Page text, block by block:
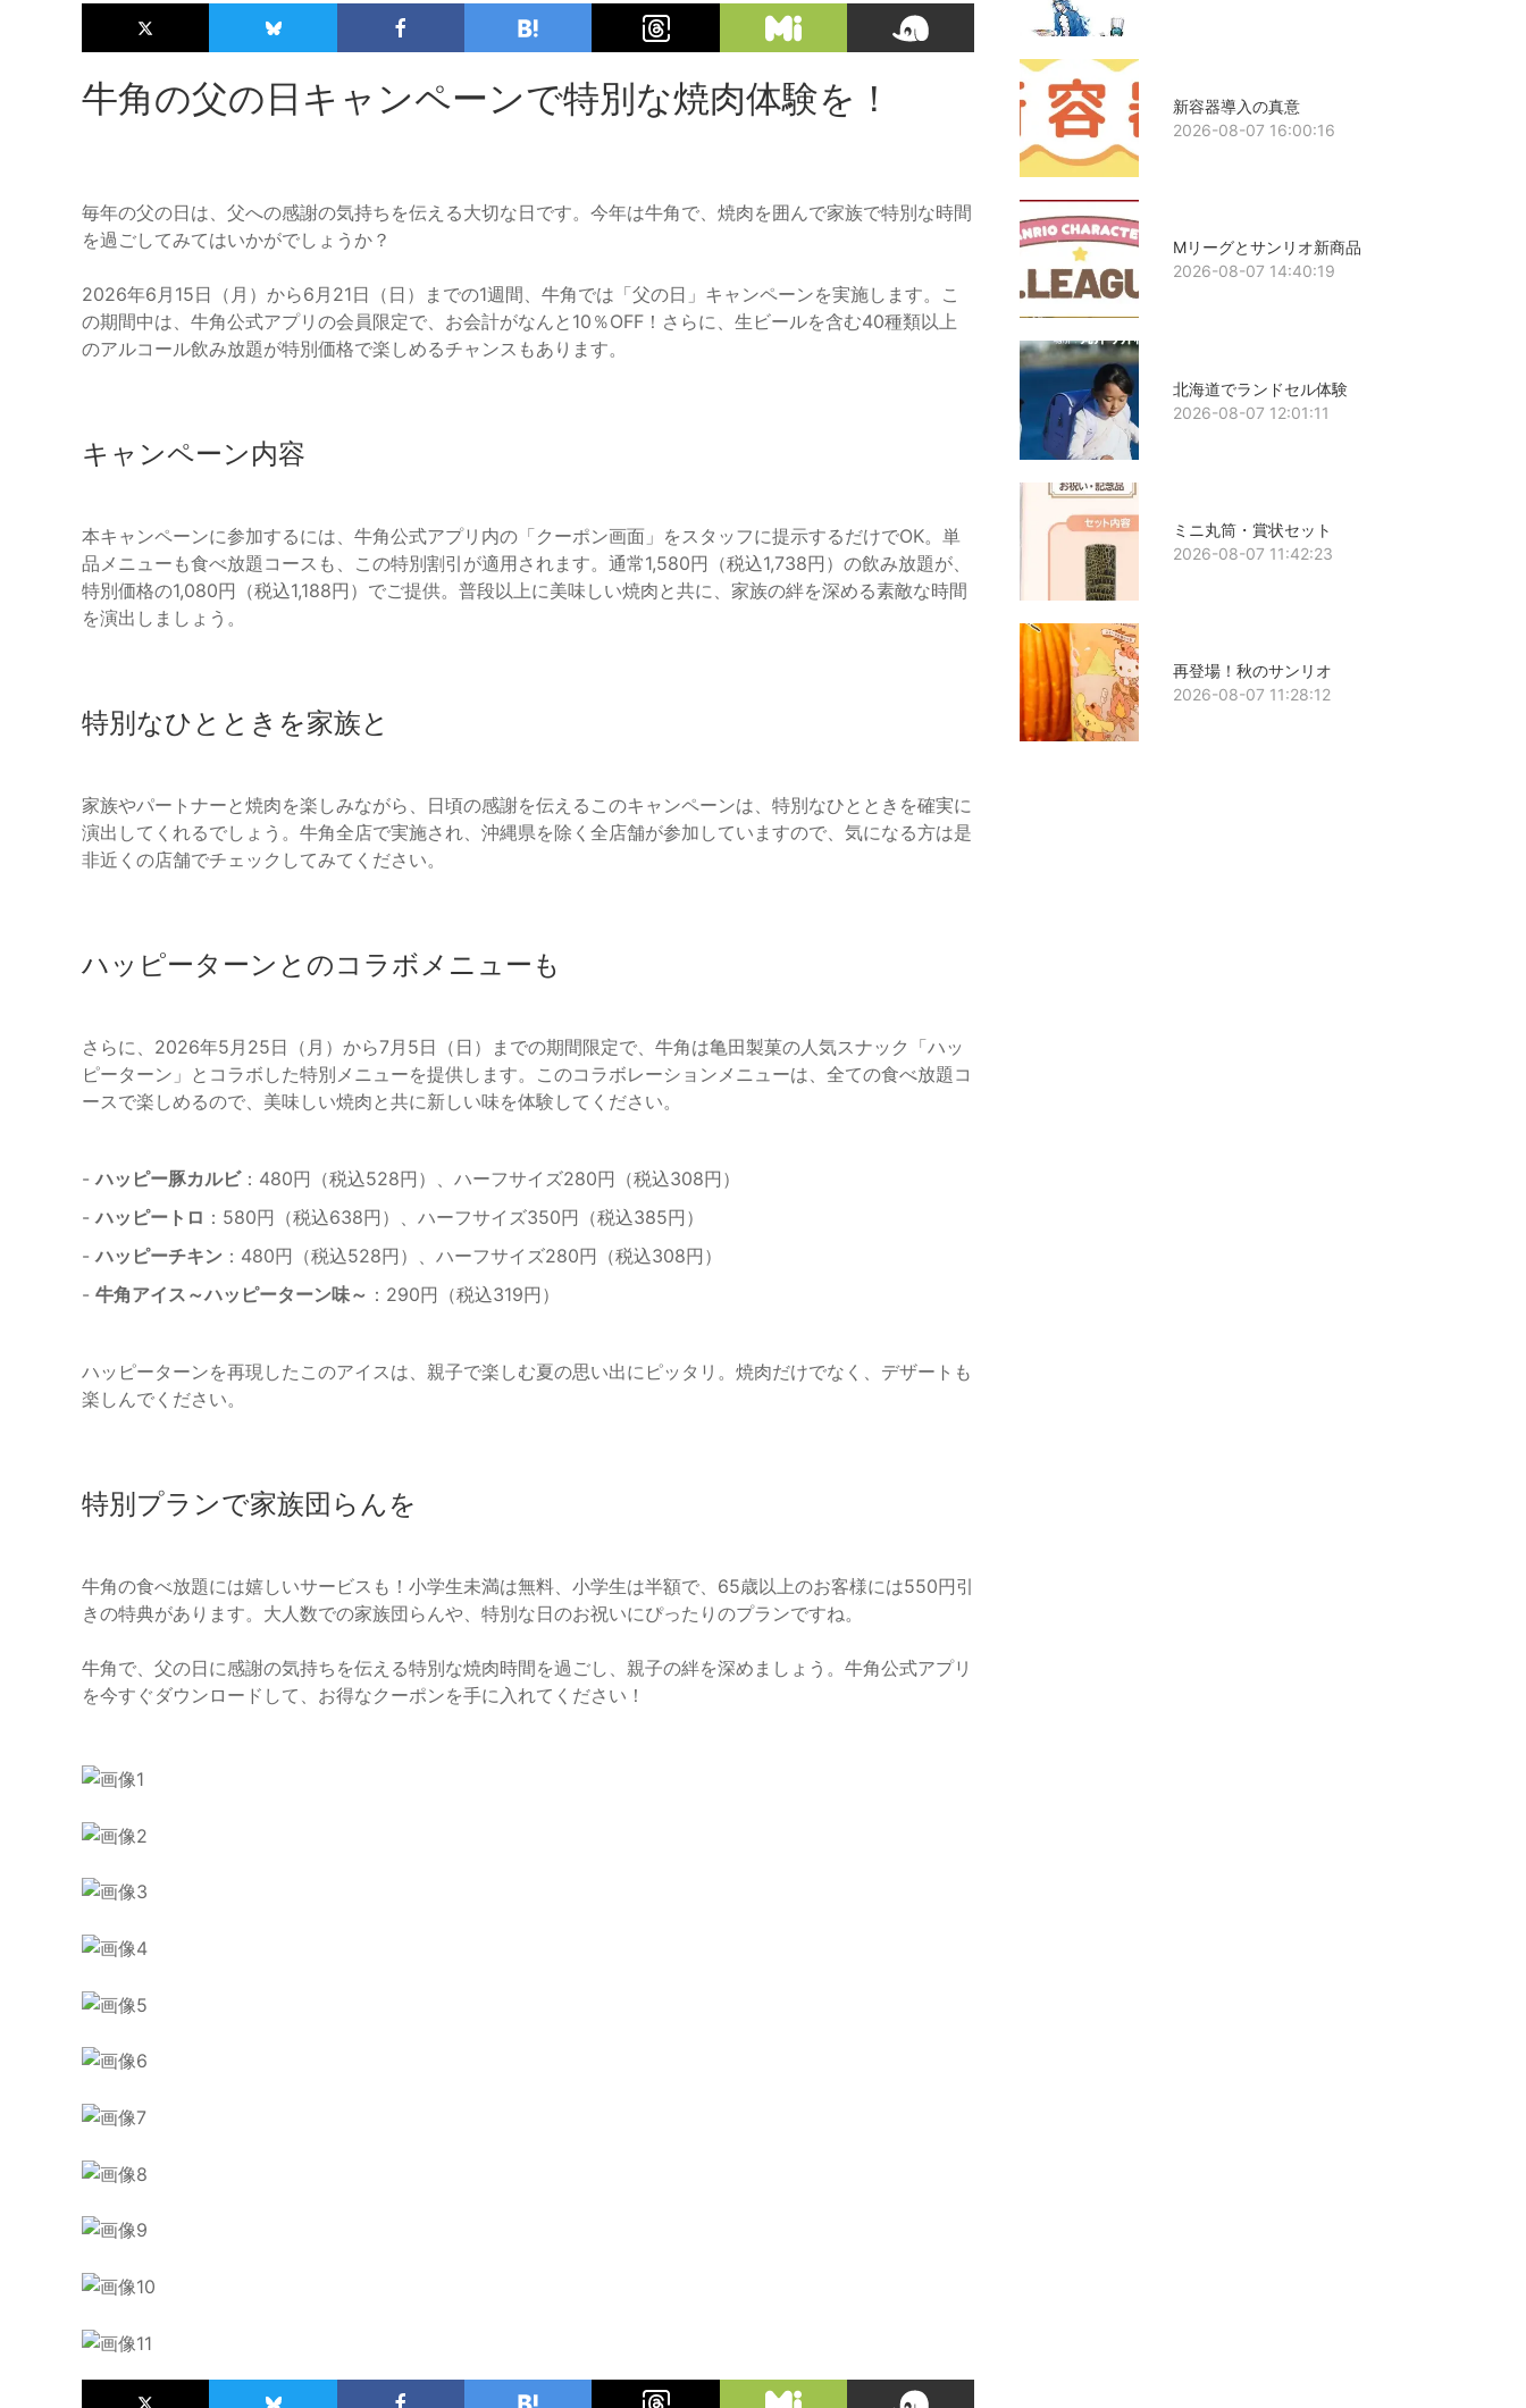
牛角の父の日キャンペーンで特別な焼肉体験を！
毎年の父の日は、父への感謝の気持ちを伝える大切な日です。今年は牛角で、焼肉を囲んで家族で特別な時間
を過ごしてみてはいかがでしょうか？
2026年6月15日（月）から6月21日（日）までの1週間、牛角では「父の日」キャンペーンを実施します。こ
の期間中は、牛角公式アプリの会員限定で、お会計がなんと10％OFF！さらに、生ビールを含む40種類以上
のアルコール飲み放題が特別価格で楽しめるチャンスもあります。
キャンペーン内容
本キャンペーンに参加するには、牛角公式アプリ内の「クーポン画面」をスタッフに提示するだけでOK。単
品メニューも食べ放題コースも、この特別割引が適用されます。通常1,580円（税込1,738円）の飲み放題が、
特別価格の1,080円（税込1,188円）でご提供。普段以上に美味しい焼肉と共に、家族の絆を深める素敵な時間
を演出しましょう。
特別なひとときを家族と
家族やパートナーと焼肉を楽しみながら、日頃の感謝を伝えるこのキャンペーンは、特別なひとときを確実に
演出してくれるでしょう。牛角全店で実施され、沖縄県を除く全店舗が参加していますので、気になる方は是
非近くの店舗でチェックしてみてください。
ハッピーターンとのコラボメニューも
さらに、2026年5月25日（月）から7月5日（日）までの期間限定で、牛角は亀田製菓の人気スナック「ハッ
ピーターン」とコラボした特別メニューを提供します。このコラボレーションメニューは、全ての食べ放題コ
ースで楽しめるので、美味しい焼肉と共に新しい味を体験してください。
-ハッピー豚カルビ：480円（税込528円）、ハーフサイズ280円（税込308円）
-ハッピートロ ：580円（税込638円）、ハーフサイズ350円（税込385円）
-ハッピーチキン ：480円（税込528円）、ハーフサイズ280円（税込308円）
- 牛角アイス～ハッピーターン味～ ：290円（税込319円）
ハッピーターンを再現したこのアイスは、親子で楽しむ夏の思い出にピッタリ。焼肉だけでなく、デザートも
楽しんでください。
特別プランで家族団らんを
牛角の食べ放題には嬉しいサービスも！小学生未満は無料、小学生は半額で、65歳以上のお客様には550円引
きの特典があります。大人数での家族団らんや、特別な日のお祝いにぴったりのプランですね。
牛角で、父の日に感謝の気持ちを伝える特別な焼肉時間を過ごし、親子の絆を深めましょう。牛角公式アプリ
を今すぐダウンロードして、お得なクーポンを手に入れてください！
新容器導入の真意
2026-08-07 16:00:16
Mリーグとサンリオ新商品
2026-08-07 14:40:19
北海道でランドセル体験
2026-08-07 12:01:11
ミニ丸筒・賞状セット
2026-08-07 11:42:23
再登場！秋のサンリオ
2026-08-07 11:28:12